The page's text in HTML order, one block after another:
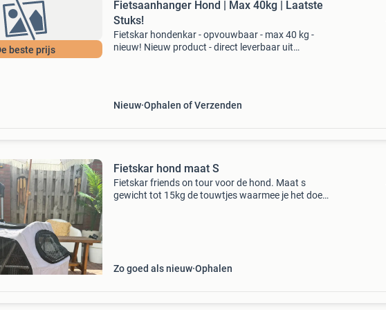
beste prijs
Fietsaanhanger Hond | Max 40kg | Laatste
Stuks!
Fietskar hondenkar - opvouwbaar - max 40 kg -
nieuw! Nieuw product - direct leverbaar uit
Nieuw Ophalen of Verzenden
Fietskar hond maat S
Fietskar friends on tour voor de hond. Maat s
gewicht tot 15kg de touwtjes waarmee je het doek
Zo goed als nieuw Ophalen